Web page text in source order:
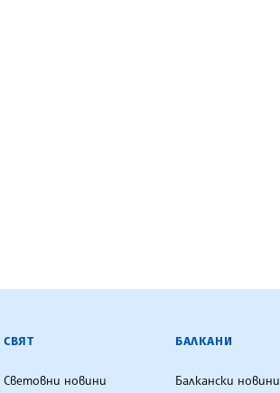
АГЕНЦИЯ
СВЯТ
Световни новини
БАЛКАНИ
Балкански новини